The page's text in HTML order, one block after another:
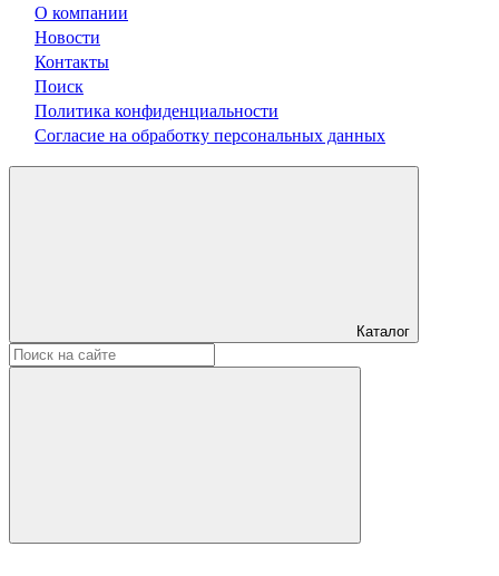
О компании
Новости
Контакты
Поиск
Политика конфиденциальности
Согласие на обработку персональных данных
Каталог